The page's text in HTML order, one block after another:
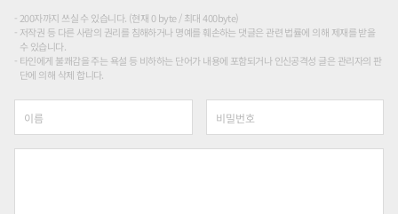
200자까지 쓰실 수 있습니다. (현재 0 byte / 최대 400byte)
저작권 등 다른 사람의 권리를 침해하거나 명예를 훼손하는 댓글은 관련 법률에 의해 제재를 받을
수 있습니다.
타인에게 불쾌감을 주는 욕설 등 비하하는 단어가 내용에 포함되거나 인신공격성 글은 관리자의 판
단에 의해 삭제 합니다.